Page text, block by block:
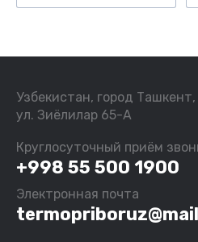
Узбекистан, город
ул. Зиёлилар 65-А
Круглосуточный приём
+998 55 500 1900
Электронная почта